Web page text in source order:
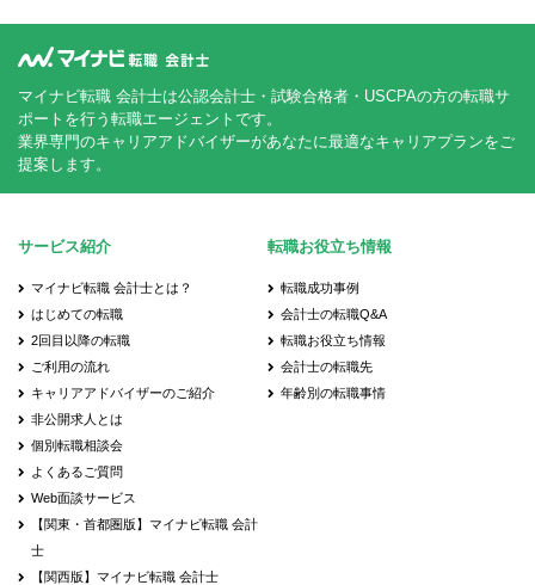
マイナビ転職 会計士は公認会計士・試験合格者・USCPAの方の転職サ
ポートを行う転職エージェントです。
業界専門のキャリアアドバイザーがあなたに最適なキャリアプランをご
提案します。
サービス紹介
マイナビ転職 会計士とは？
はじめての転職
2回目以降の転職
ご利用の流れ
キャリアアドバイザーのご紹介
非公開求人とは
個別転職相談会
よくあるご質問
Web面談サービス
【関東・首都圏版】マイナビ転職 会計
士
【関西版】マイナビ転職 会計士
転職お役立ち情報
転職成功事例
会計士の転職Q&A
転職お役立ち情報
会計士の転職先
年齢別の転職事情